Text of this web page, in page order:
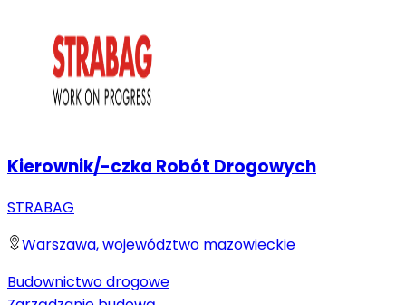
Kierownik/-czka Robót Drogowych
STRABAG
Warszawa, województwo mazowieckie
Budownictwo drogowe